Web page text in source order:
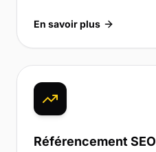
En savoir plus
Référencement SEO